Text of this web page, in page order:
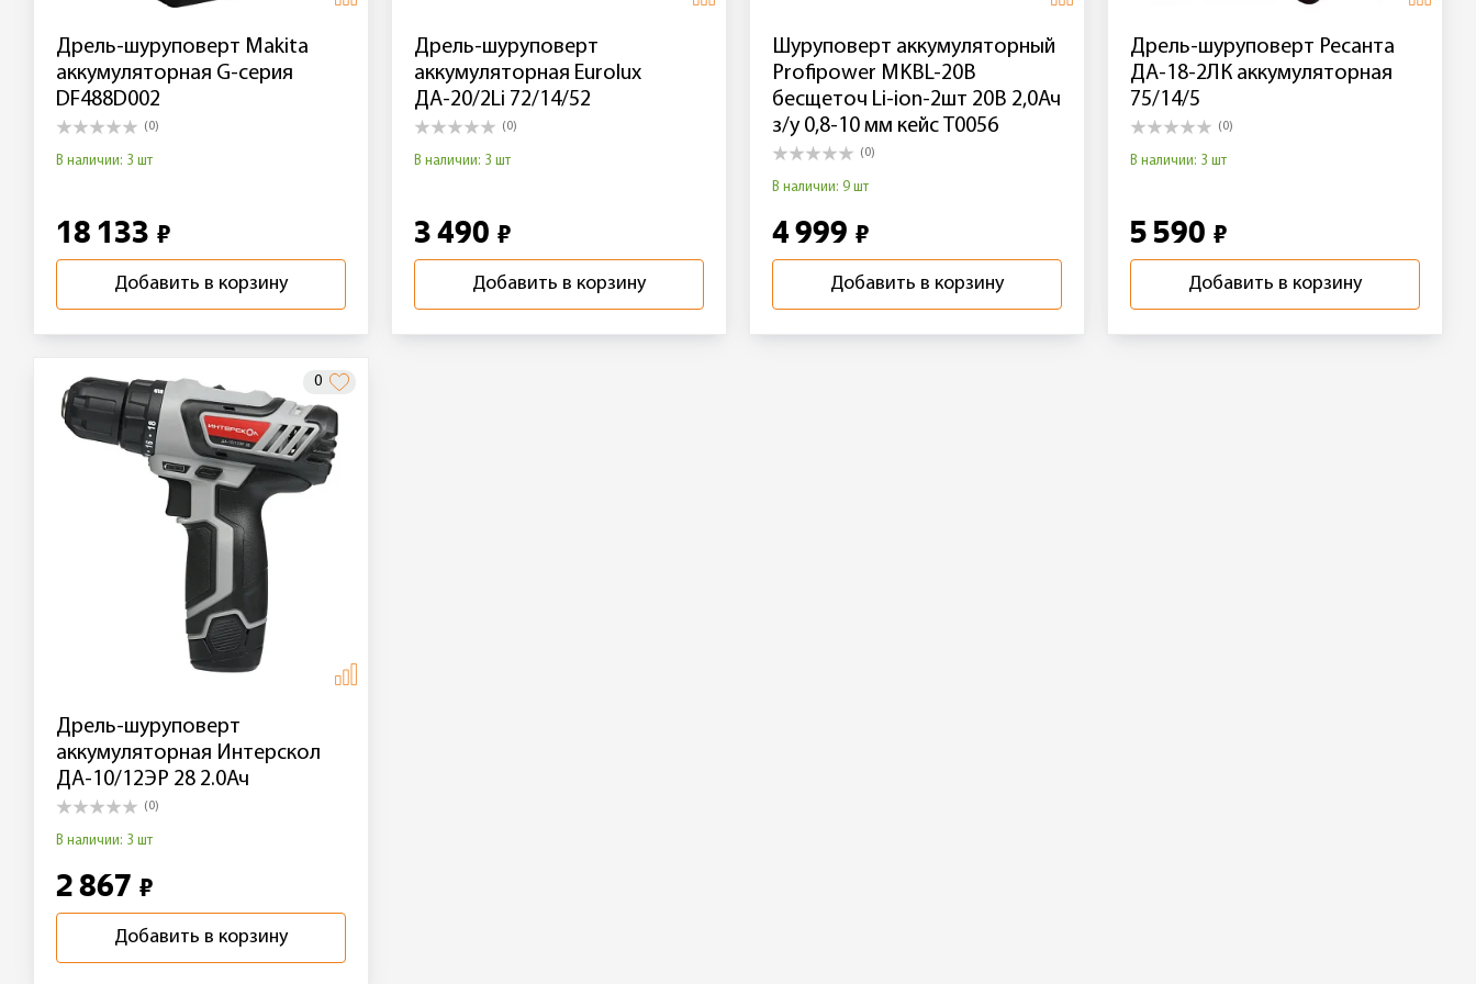
Дрель-шуруповерт Makita
аккумуляторная G-серия
DF488D002
(0)
В наличии: 3 шт
18 133 ₽
Добавить в корзину
Дрель-шуруповерт
аккумуляторная Eurolux
ДА-20/2Li 72/14/52
(0)
В наличии: 3 шт
3 490 ₽
Добавить в корзину
Шуруповерт аккумуляторный
Profipower MKBL-20B
бесщеточ Li-ion-2шт 20В 2,0Ач
з/у 0,8-10 мм кейс T0056
(0)
В наличии: 9 шт
4 999 ₽
Добавить в корзину
Дрель-шуруповерт Ресанта
ДА-18-2ЛК аккумуляторная
75/14/5
(0)
В наличии: 3 шт
5 590 ₽
Добавить в корзину
0
Дрель-шуруповерт
аккумуляторная Интерскол
ДА-10/12ЭР 28 2.0Ач
(0)
В наличии: 3 шт
2 867 ₽
Добавить в корзину